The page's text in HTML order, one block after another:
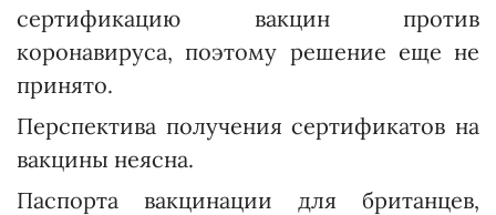
сертификацию вакцин против
коронавируса, поэтому решение еще не
принято.
Перспектива получения сертификатов на
вакцины неясна.
Паспорта вакцинации для британцев,